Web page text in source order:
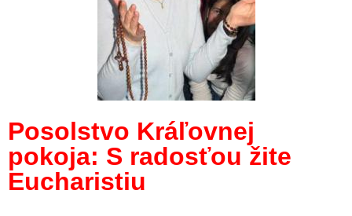
Posolstvo Kráľovnej
pokoja: S radosťou žite
Eucharistiu